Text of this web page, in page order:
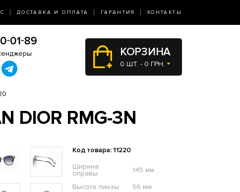
ДОСТАВКА И ОПЛАТА ГАРАНТИЯ КОНТАКТЫ
КОРЗИНА
0 ШТ. - 0 ГРН.
DIOR RMG-3N
Код товара: 11220
Ширина
оправы
145 мм
Высота линзы
56 мм